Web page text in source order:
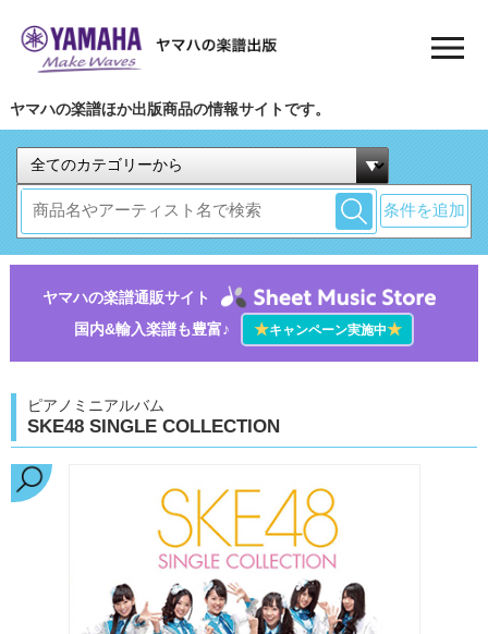
ヤマハの楽譜ほか出版商品の情報サイトです。
条件を追加
ヤマハの楽譜通販サイト
国内&輸入楽譜も豊富♪
★キャンペーン実施中★
ピアノミニアルバム
SKE48 SINGLE COLLECTION